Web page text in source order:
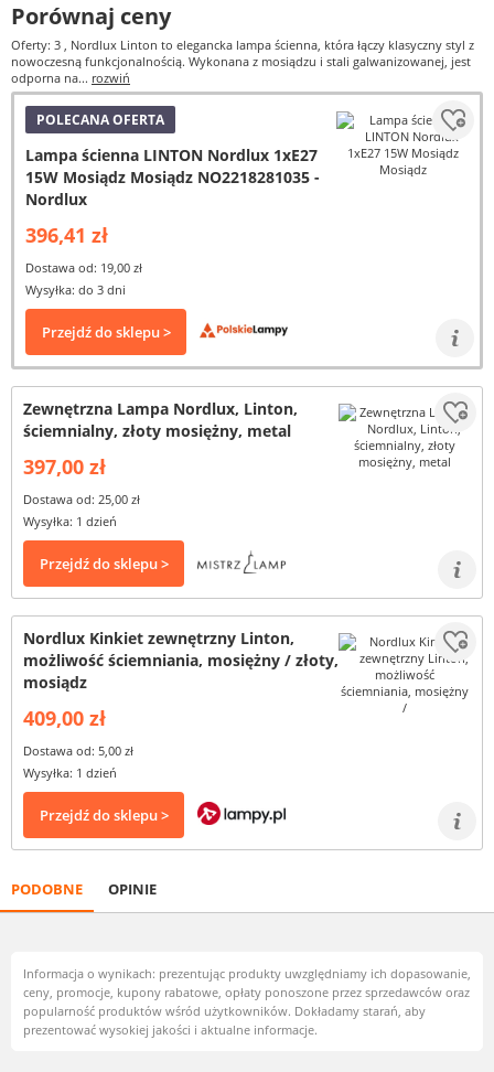
Porównaj ceny
Oferty: 3 , Nordlux Linton to elegancka lampa ścienna, która łączy klasyczny styl z
nowoczesną funkcjonalnością. Wykonana z mosiądzu i stali galwanizowanej, jest
odporna na... rozwiń
POLECANA OFERTA
Lampa ścienna LINTON Nordlux 1xE27
15W Mosiądz Mosiądz NO2218281035 -
Nordlux
396,41 zł
Dostawa od: 19,00 zł
Wysyłka: do 3 dni
Przejdź do sklepu >
Zewnętrzna Lampa Nordlux, Linton,
ściemnialny, złoty mosiężny, metal
397,00 zł
Dostawa od: 25,00 zł
Wysyłka: 1 dzień
Przejdź do sklepu >
Nordlux Kinkiet zewnętrzny Linton,
możliwość ściemniania, mosiężny / złoty,
mosiądz
409,00 zł
Dostawa od: 5,00 zł
Wysyłka: 1 dzień
Przejdź do sklepu >
PODOBNE OPINIE
Informacja o wynikach: prezentując produkty uwzględniamy ich dopasowanie,
ceny, promocje, kupony rabatowe, opłaty ponoszone przez sprzedawców oraz
popularność produktów wśród użytkowników. Dokładamy starań, aby
prezentować wysokiej jakości i aktualne informacje.